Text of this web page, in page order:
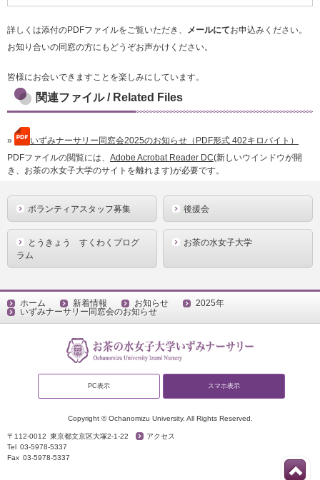
詳しくは添付のPDFファイルをご覧いただき、 メールにてお申込みください。
お知り合いの同窓の方にもどうぞお声かけください。
皆様にお会いできますことを楽しみにしています。
関連ファイル / Related Files
»
いずみナーサリー同窓会2025のお知らせ（PDF形式 402キロバイト）
PDFファイルの閲覧には、 Adobe Acrobat Reader DC(新しいウインドウが開
き、お茶の水女子大学のサイトを離れます)が必要です。
ボランティアスタッフ募集 後援会
とうきょう すくわくプログ
ラム
お茶の水女子大学
ホーム 新着情報 お知らせ
2025年
いずみナーサリー同窓会のお知らせ
PC表示 スマホ表示
Copyright © Ochanomizu University. All Rights Reserved.
〒112-0012 東京都文京区大塚2-1-22
アクセス
Tel 03-5978-5337
Fax 03-5978-5337